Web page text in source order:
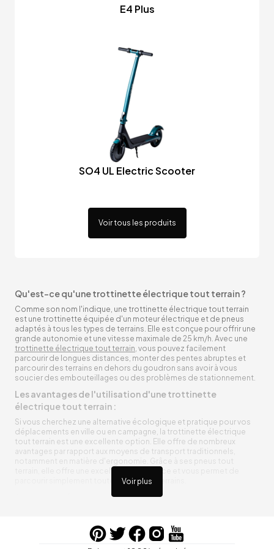
E4 Plus
SO4 UL Electric Scooter
Voir tous les produits
Voir plus
Qu'est-ce qu'une trottinette électrique tout terrain ?
Comme son nom l'indique, une trottinette électrique tout terrain
est une trottinette équipée d'un moteur électrique et de pneus
adaptés à tous les types de terrains. Elle est conçue pour offrir une
grande autonomie et une vitesse maximale de 25 km/h. Avec une
trottinette électrique tout terrain, vous pouvez facilement
parcourir de longues distances, monter des pentes abruptes et
parcourir des terrains en dehors du goudron sans avoir à vous
soucier des embouteillages ou des problèmes de stationnement.
Les avantages de l'utilisation d'une trottinette
électrique tout terrain :
Si vous cherchez une alternative écologique et pratique pour vos
déplacements en ville ou en campagne, la trottinette électrique
tout terrain est une excellente option. Elle offre de nombreux
avantages par rapport aux moyens de transport traditionnels,
notamment en matière d'ergonomie. Grâce à ses pneus tout
terrain, elle offre une excellente adhérence et vous permet de
parcourir simplement toutes sortes de terrains.
Trottinette électrique tout terrain ergonomique
entre vos trajets, vous n’aurez pas à vous soucier de l’état de sa
batterie. De plus, elle est équipée de pneus résistants qui peuvent